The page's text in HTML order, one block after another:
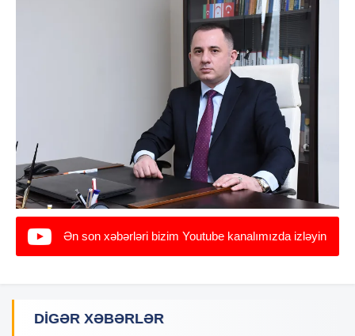
Ən son xəbərləri bizim Youtube kanalımızda izləyin
DIGƏR XƏBƏRLƏR